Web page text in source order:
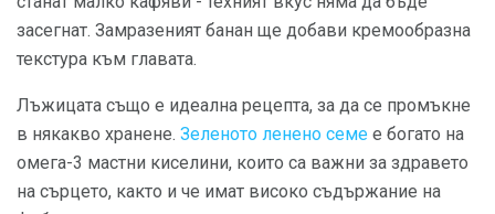
засегнат. Замразеният банан ще добави кремообразна
текстура към главата.
Лъжицата също е идеална рецепта, за да се промъкне
в някакво хранене. Зеленото ленено семе е богато на
омега-3 мастни киселини, които са важни за здравето
на сърцето, както и че имат високо съдържание на